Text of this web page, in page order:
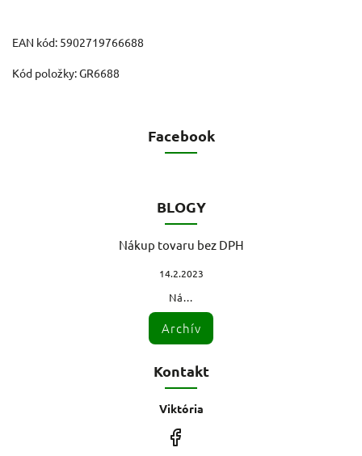
EAN kód: 5902719766688
Kód položky: GR6688
Facebook
BLOGY
Nákup tovaru bez DPH
14.2.2023
Ná...
Archív
Kontakt
Viktória